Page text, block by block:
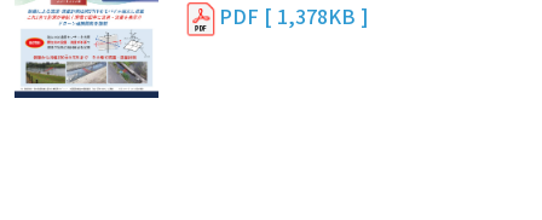
PDF [ 1,378KB ]